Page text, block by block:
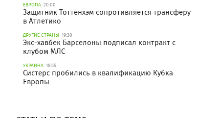
ЕВРОПА 20:00
Защитник Тоттенхэм сопротивляется трансферу
в Атлетико
ДРУГИЕ СТРАНЫ 19:30
Экс-хавбек Барселоны подписал контракт с
клубом МЛС
УКРАИНА 18:55
Систерс пробились в квалификацию Кубка
Европы